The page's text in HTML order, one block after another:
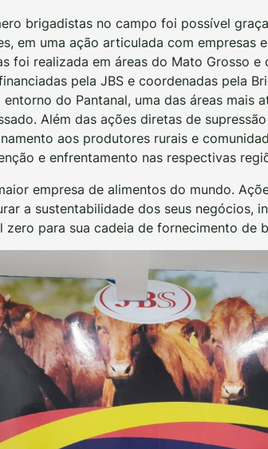
brigadistas no campo foi possível
em uma ação articulada com empresas
foi realizada em áreas do Mato Grosso
pela JBS e coordenadas pela
do Pantanal, uma das áreas mais
Além das ações diretas de
aos produtores rurais e
e enfrentamento nas respectivas
empresa de alimentos do mundo.
a sustentabilidade dos seus negócios,
zero para sua cadeia de fornecimento de